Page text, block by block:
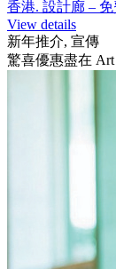
香港. 設計廊 –
View details
新年推介, 宣傳
驚喜優惠盡在 Art